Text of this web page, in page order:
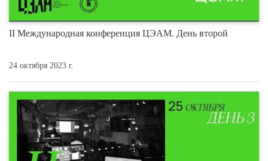
II Международная конференция ЦЭАМ. День второй
24 октября 2023 г.